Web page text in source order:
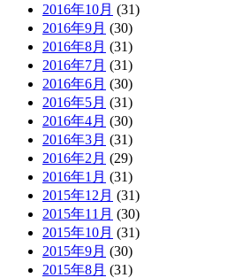
2016年10月 (31)
2016年9月 (30)
2016年8月 (31)
2016年7月 (31)
2016年6月 (30)
2016年5月 (31)
2016年4月 (30)
2016年3月 (31)
2016年2月 (29)
2016年1月 (31)
2015年12月 (31)
2015年11月 (30)
2015年10月 (31)
2015年9月 (30)
2015年8月 (31)